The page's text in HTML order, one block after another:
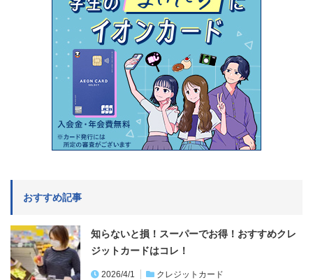
おすすめ記事
知らないと損！スーパーでお得！おすすめクレ
ジットカードはコレ！
2026/4/1 クレジットカード